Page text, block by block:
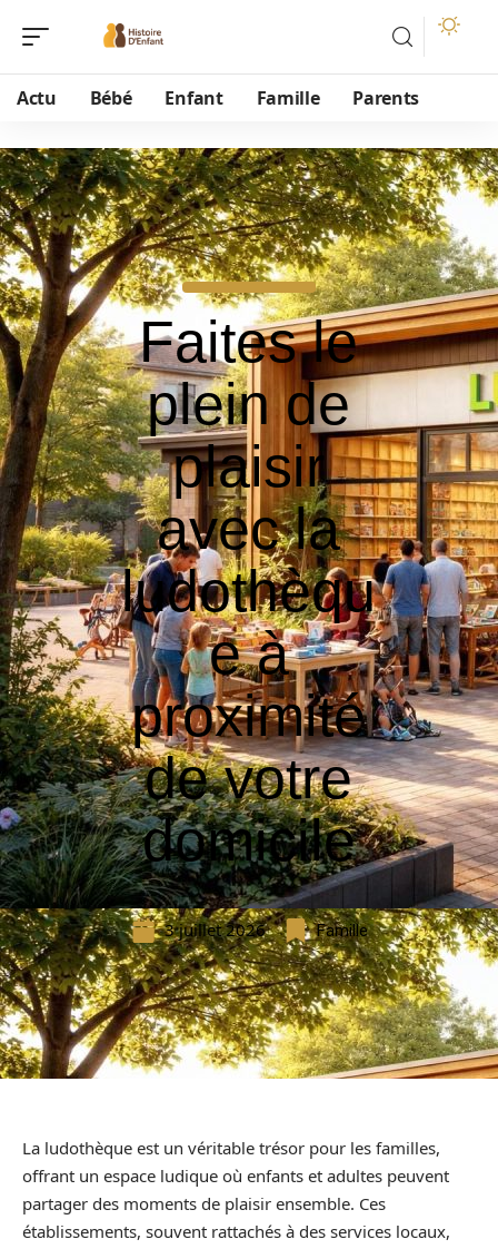
Actu Bébé Enfant Famille Parents
Faites le
plein de
plaisir
avec la
ludothèqu
e à
proximité
de votre
domicile
3 juillet 2026 Famille
La ludothèque est un véritable trésor pour les familles,
offrant un espace ludique où enfants et adultes peuvent
partager des moments de plaisir ensemble. Ces
établissements, souvent rattachés à des services locaux,